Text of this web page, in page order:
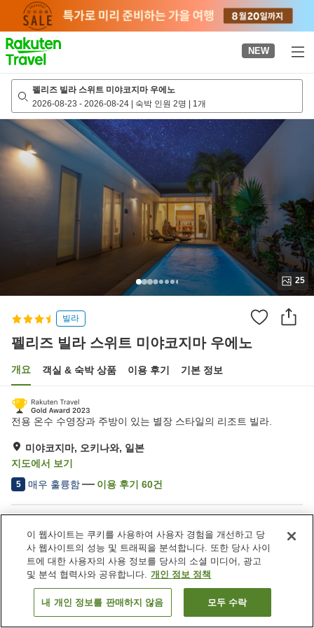
page
NEW
펠리즈 빌라 스위트 미야코지마 우에노
2026-08-23 - 2026-08-24 | 숙박 인원 2명 | 1개
25
빌라
펠리즈 빌라 스위트 미야코지마 우에노
개요 객실 & 숙박 상품 이용 후기 기본 정보
전용 온수 수영장과 주방이 있는 별장 스타일의 리조트 빌라.
미야코지마, 오키나와, 일본
지도에서 보기
5 매우 훌륭함 이용 후기 60건
주차장
일본 오키나와
미야코지마
객실 보기
이 웹사이트는 쿠키를 사용하여 사용자 경험을 개선하고 당
사 웹사이트의 성능 및 트래픽을 분석합니다. 또한 당사 사이
트에 대한 사용자의 사용 정보를 당사의 소셜 미디어, 광고
및 분석 협력사와 공유합니다. 개인 정보 정책
내 개인 정보를 판매하지 않음 모두 수락